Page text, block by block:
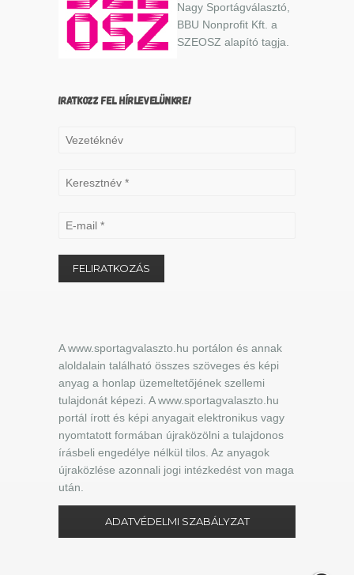
Nagy Sportágválasztó,
BBU Nonprofit Kft. a
SZEOSZ alapító tagja.
IRATKOZZ FEL HÍRLEVELÜNKRE!
A www.sportagvalaszto.hu portálon és annak
aloldalain található összes szöveges és képi
anyag a honlap üzemeltetőjének szellemi
tulajdonát képezi. A www.sportagvalaszto.hu
portál írott és képi anyagait elektronikus vagy
nyomtatott formában újraközölni a tulajdonos
írásbeli engedélye nélkül tilos. Az anyagok
újraközlése azonnali jogi intézkedést von maga
után.
ADATVÉDELMI SZABÁLYZAT